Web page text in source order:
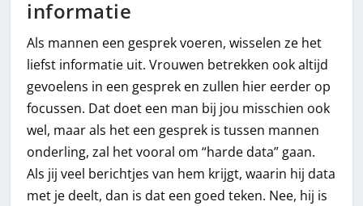
informatie
Als mannen een gesprek voeren, wisselen ze het
liefst informatie uit. Vrouwen betrekken ook altijd
gevoelens in een gesprek en zullen hier eerder op
focussen. Dat doet een man bij jou misschien ook
wel, maar als het een gesprek is tussen mannen
onderling, zal het vooral om “harde data” gaan.
Als jij veel berichtjes van hem krijgt, waarin hij data
met je deelt, dan is dat een goed teken. Nee, hij is